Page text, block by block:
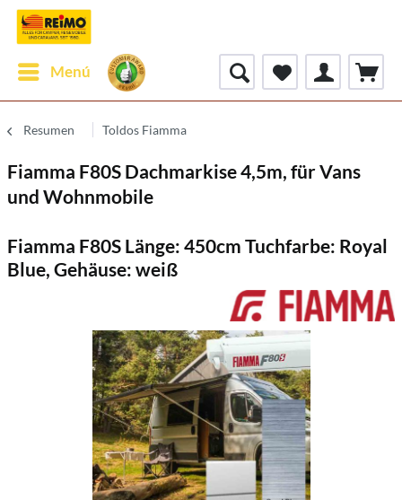
Menú
Resumen Toldos Fiamma
Fiamma F80S Dachmarkise 4,5m, für Vans
und Wohnmobile
Fiamma F80S Länge: 450cm Tuchfarbe: Royal
Blue, Gehäuse: weiß